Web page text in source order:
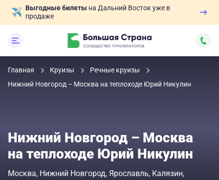
Выгодные билеты на Дальний Восток уже в
продаже
Главная Круизы
Речные круизы
Нижний Новгород – Москва на теплоходе Юрий Никулин
Нижний Новгород – Москва
на теплоходе Юрий Никулин
Москва Нижний Новгород Ярославль Калязин